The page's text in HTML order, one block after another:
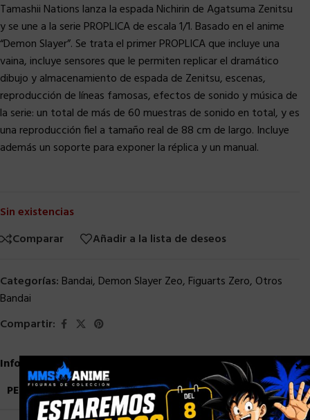
Tamashii Nations lanza la espada Nichirin de Agatsuma Zenitsu
y se une a la serie PROPLICA de escala 1/1. Basado en el anime
“Demon Slayer”. Se trata el primer PROPLICA que incluye una
vaina, incluye sensores que le permiten replicar el dramático
dibujo y almacenamiento de espada de Zenitsu, escenas,
reproducción de líneas famosas, efectos de sonido y música de
la serie: un total de más de 60 muestras de sonido en total, y es
una reproducción fiel a tamaño real de 88 cm de largo. Incluye
además un soporte para exponer la réplica y un manual.
Sin existencias
Comparar
Añadir a la lista de deseos
Categorías: Bandai, Demon Slayer Zeo, Figuarts Zero, Otros
Bandai
Compartir:
Información adicional
PESO
3,5 kg
×